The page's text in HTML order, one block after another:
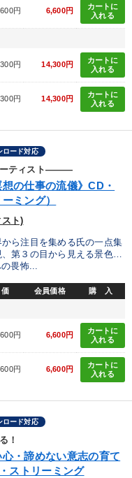
円 6,600円
カートに
入れる
円 14,300円
カートに
入れる
円 14,300円
カートに
入れる
ロード対応
ーティスト―――
の仕事の流儀》CD・
ミング）
ト)
ら注目を集める氏の一点集
第３の目から見える景色…
畏怖...
会員価格 購 入
円 6,600円
カートに
入れる
円 6,600円
カートに
入れる
ロード対応
！
・諦めない意志の育て
ストリーミング